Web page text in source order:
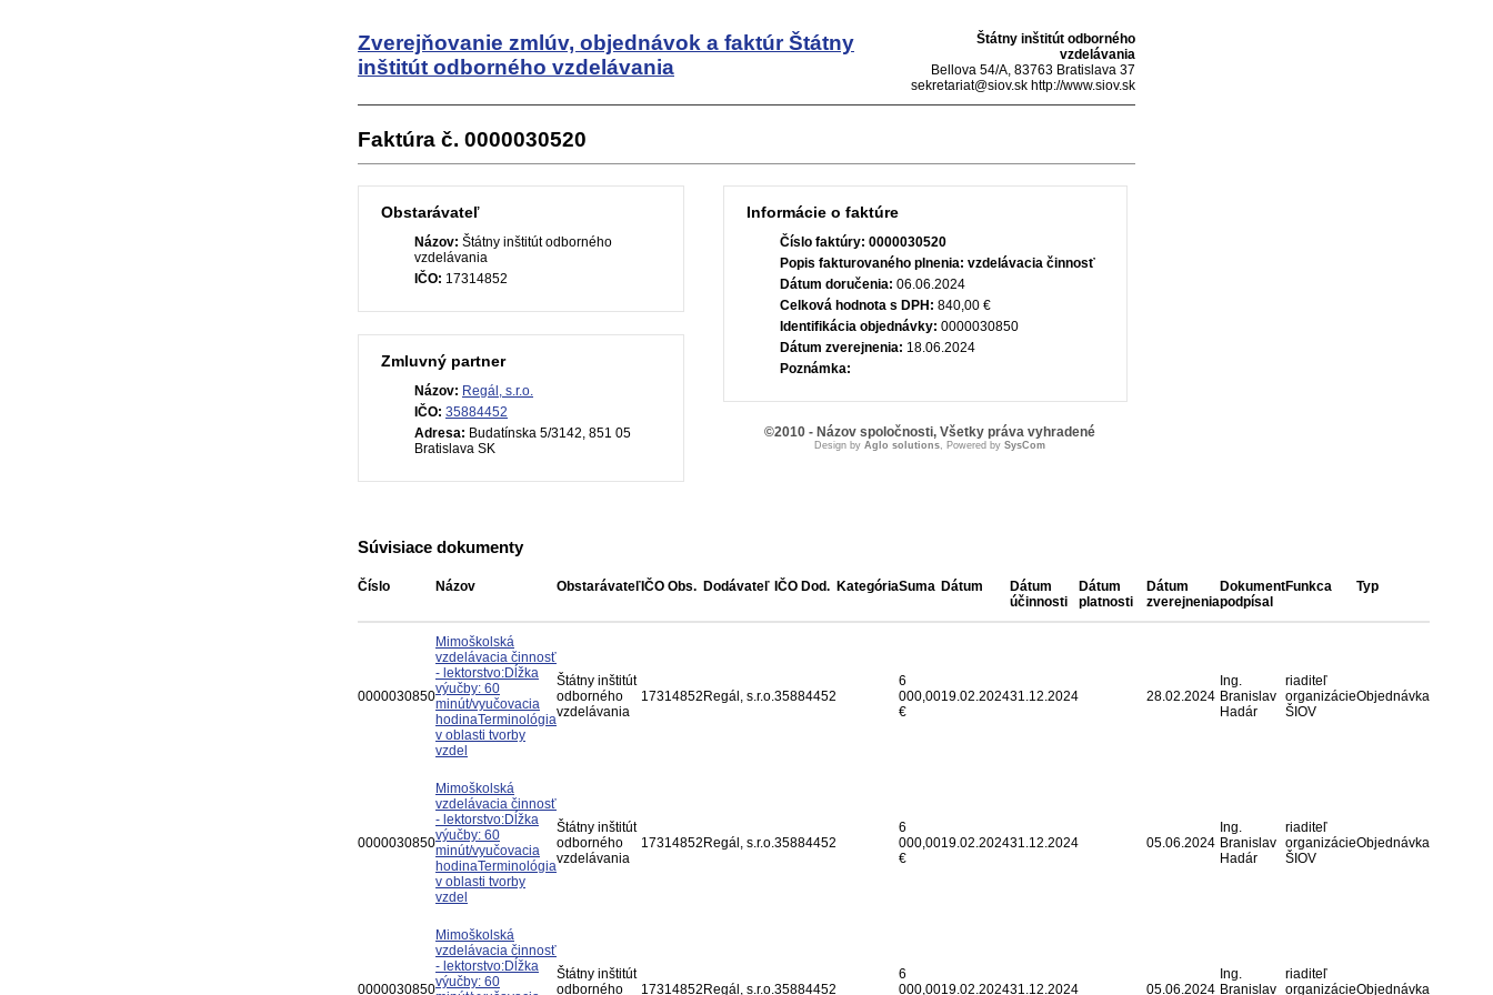
Zverejňovanie zmlúv, objednávok a faktúrŠtátny
inštitút odborného vzdelávania
Štátny inštitút odborného
vzdelávania
Bellova 54/A, 83763 Bratislava 37
sekretariat@siov.sk http://www.siov.sk
Faktúra č. 0000030520
Obstarávateľ
Názov: Štátny inštitút odborného
vzdelávania
IČO: 17314852
Zmluvný partner
Názov: Regál, s.r.o.
IČO: 35884452
Adresa: Budatínska 5/3142, 851 05
Bratislava SK
Informácie o faktúre
Číslo faktúry: 0000030520
Popis fakturovaného plnenia: vzdelávacia činnosť
Dátum doručenia: 06.06.2024
Celková hodnota s DPH: 840,00 €
Identifikácia objednávky: 0000030850
Dátum zverejnenia: 18.06.2024
Poznámka:
Súvisiace dokumenty
Číslo Názov Obstarávateľ IČO Obs. Dodávateľ IČO Dod. KategóriaSuma Dátum
Dátum
účinnosti
Dátum
platnosti
Dátum
zverejnenia
Dokument
podpísal
Funkca Typ
0000030850
Mimoškolská
vzdelávacia činnosť
- lektorstvo:Dĺžka
výučby: 60
minút/vyučovacia
hodinaTerminológia
v oblasti tvorby
vzdel
Štátny inštitút
odborného
vzdelávania
17314852 Regál, s.r.o.35884452
6
000,00
€
19.02.202431.12.2024 28.02.2024
Ing.
Branislav
Hadár
riaditeľ
organizácie
ŠIOV
Objednávka
0000030850
Mimoškolská
vzdelávacia činnosť
- lektorstvo:Dĺžka
výučby: 60
minút/vyučovacia
hodinaTerminológia
v oblasti tvorby
vzdel
Štátny inštitút
odborného
vzdelávania
17314852 Regál, s.r.o.35884452
6
000,00
€
19.02.202431.12.2024 05.06.2024
Ing.
Branislav
Hadár
riaditeľ
organizácie
ŠIOV
Objednávka
0000030850
Mimoškolská
vzdelávacia činnosť
- lektorstvo:Dĺžka
výučby: 60
Štátny inštitút
odborného
17314852 Regál, s.r.o.35884452
6
000,0019.02.202431.12.2024 05.06.2024
Ing.
Branislav
riaditeľ
organizácieObjednávka
©2010 - Názov spoločnosti, Všetky práva vyhradené
Design by Aglo solutions, Powered by SysCom